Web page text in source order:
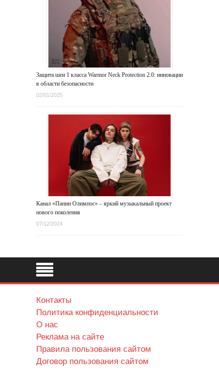
Защита шеи 1 класса Warmor Neck Protection 2.0: инновации
в области безопасности
02/01/2025
Канал «Папин Олимпос» – яркий музыкальный проект
нового поколения
07/12/2024
Контакты
Политика конфиденциальности
О нас
Реклама на сайте
Правила пользования сайтом
Договор пользования сайтом